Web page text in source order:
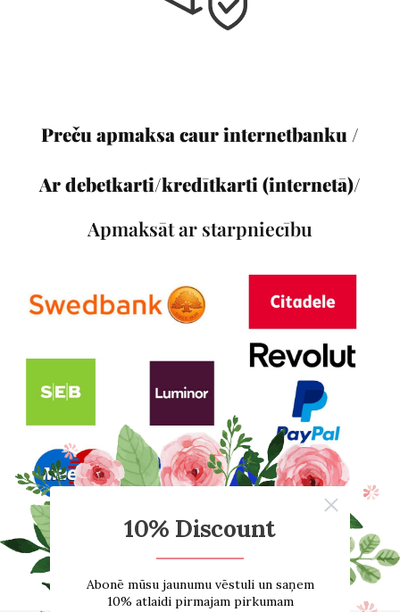
Preču apmaksa caur internetbanku /
Ar debetkarti/kredītkarti (internetā)/
Apmaksāt ar starpniecību